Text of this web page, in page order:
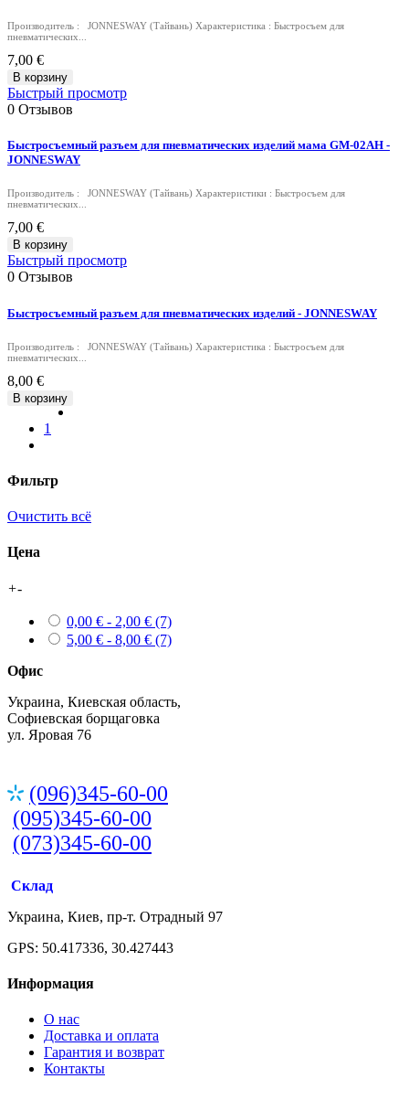
Производитель : JONNESWAY (Тайвань) Характеристика : Быстросъем для
пневматических...
7,00 €
В корзину
Быстрый просмотр
0 Отзывов
Быстросъемный разъем для пневматических изделий мама GM-02AH -
JONNESWAY
Производитель : JONNESWAY (Тайвань) Характеристики : Быстросъем для
пневматических...
7,00 €
В корзину
Быстрый просмотр
0 Отзывов
Быстросъемный разъем для пневматических изделий - JONNESWAY
Производитель : JONNESWAY (Тайвань) Характеристика : Быстросъем для
пневматических...
8,00 €
В корзину
1
Фильтр
Очистить всё
Цена
+-
0,00 € - 2,00 € (7)
5,00 € - 8,00 € (7)
Офис
Украина, Киевская область,
Софиевская борщаговка
ул. Яровая 76
(096)345-60-00
(095)345-60-00
(073)345-60-00
Склад
Украина, Киев, пр-т. Отрадный 97
GPS: 50.417336, 30.427443
Информация
О нас
Доставка и оплата
Гарантия и возврат
Контакты